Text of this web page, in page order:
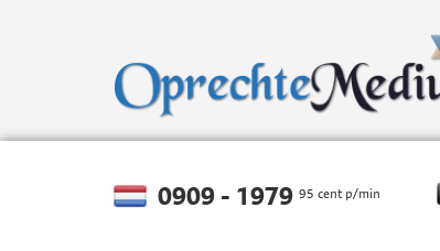
0909 - 1979 95 cent p/min